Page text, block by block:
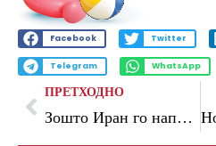
Facebook Twitter
Telegram WhatsApp
ПРЕТХОДНО
Зошто Иран го нападна Кувајт? Шефот на дипломатијата објави видеоснимка